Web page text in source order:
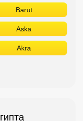
Barut
Aska
Akra